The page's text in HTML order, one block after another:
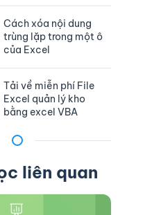
Cách xóa nội dung
trùng lặp trong một ô
của Excel
Tải về miễn phí File
Excel quản lý kho
bằng excel VBA
liên quan